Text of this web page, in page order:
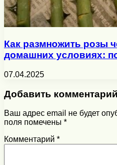
Как размножить розы
домашних условиях:
07.04.2025
Добавить комментарий
Ваш адрес email не будет
поля помечены *
Комментарий *